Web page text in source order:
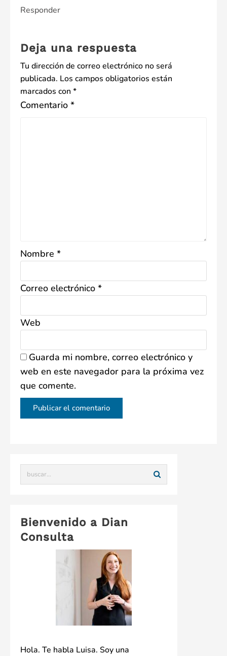
Responder
Deja una respuesta
Tu dirección de correo electrónico no será
publicada. Los campos obligatorios están
marcados con *
Comentario *
Nombre *
Correo electrónico *
Web
Guarda mi nombre, correo electrónico y
web en este navegador para la próxima vez
que comente.
Bienvenido a Dian
Consulta
Hola. Te habla Luisa. Soy una